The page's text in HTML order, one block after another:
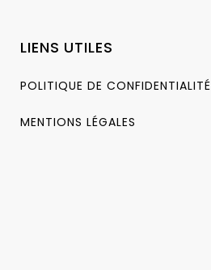
LIENS UTILES
POLITIQUE DE CONFIDENTIALITÉ
MENTIONS LÉGALES